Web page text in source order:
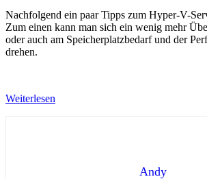
Nachfolgend ein paar Tipps zum Hyper-V-
Zum einen kann man sich ein wenig mehr
oder auch am Speicherplatzbedarf und der
drehen.
Weiterlesen
Andy